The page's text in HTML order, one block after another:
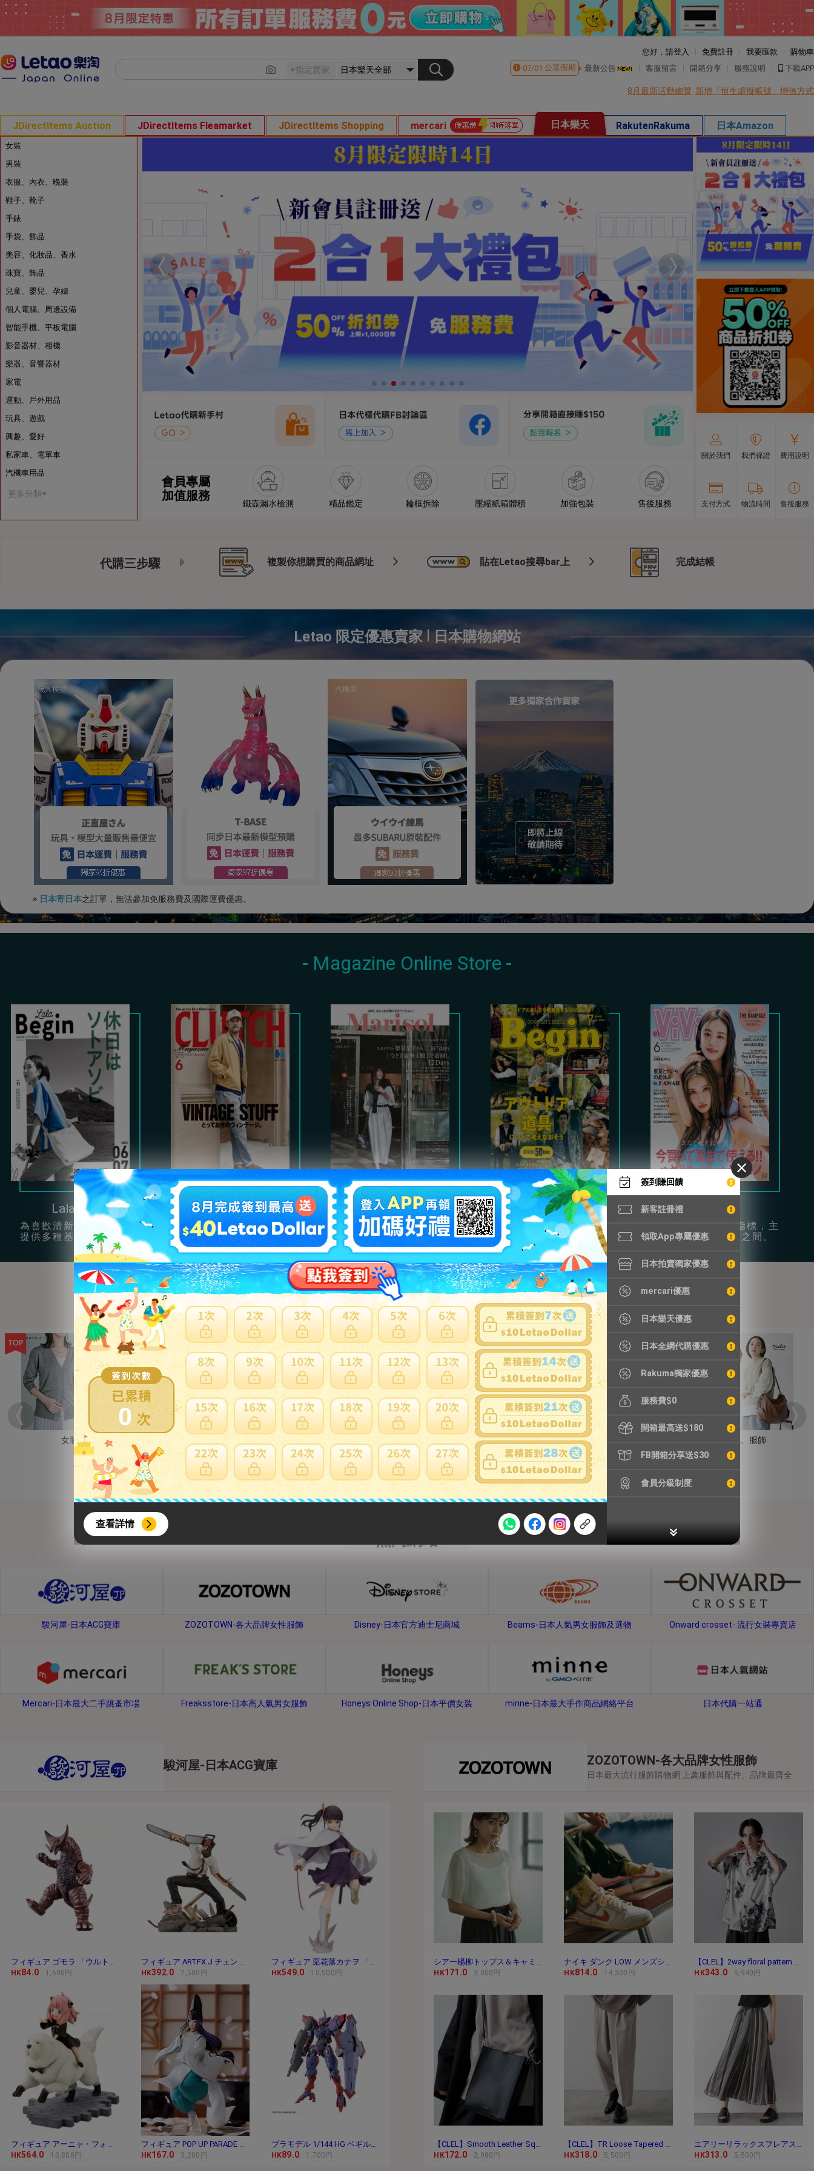
0
活動期間：
本月每完成簽到7次，系統會即時發放「$10 Letao Dollar」至會員帳戶中。
會員需完成手機認證才可參加本活動，若要參加APP加碼活動，可掃瞄QRcode下載APP。
與商品金額。
Letao Dollar不可用於購買商品為「門票、優惠券、住宿券、禮券、儲值卡……等等」、48小時外付款、
Letao 保有所有變更、修改或提前終止之權利，如有變更恕不另行通知，將以官網公告為準。
查看詳情
簽到賺回饋
新客註冊禮
領取App專屬優惠
日本拍賣獨家優惠
mercari優惠
日本樂天優惠
日本全網代購優惠
Rakuma獨家優惠
服務費$0
開箱最高送$180
FB開箱分享送$30
會員分級制度
您好， 請登入 免費註冊 我要匯款
購物車
07/01 公眾假期 最新公告 客服留言 開箱分享 服務說明 下載APP
8月最新活動總覽 新增「恒生虛擬帳號」增值方式
JDirectItems Auction JDirectItems Fleamarket JDirectItems Shopping mercari 日本樂天 RakutenRakuma 日本Amazon
女裝
男裝
衣服、內衣、晚裝
鞋子、靴子
手錶
手袋、飾品
美容、化妝品、香水
珠寶、飾品
兒童、嬰兒、孕婦
個人電腦、周邊設備
智能手機、平板電腦
影音器材、相機
樂器、音響器材
家電
運動、戶外用品
玩具、遊戲
興趣、愛好
私家車、電單車
汽機車用品
更多分類
會員專屬
加值服務
鐵壺漏水檢測 精品鑑定 輪框拆除 壓縮紙箱體積 加強包裝 售後服務
關於我們 我們保證 費用說明
支付方式 物流時間 售後服務
代購三步驟 複製你想購買的商品網址 貼在Letao搜尋bar上 完成結帳
Letao 限定優惠賣家|日本購物網站
玩具模型 汽機車
※ 日本寄日本之訂單，無法參加免服務費及國際運費優惠。
Magazine Online Store
Lala Begin
為喜歡清新簡約風的女孩
提供多種基本單品穿搭。
Clutch
提供很多充滿男性魅力的
復古服飾配件。
Marisol
氣質高雅都會風格，及職
場服裝、日常休閒穿搭。
Begin
以經典時尚和日常休閒為
主，提供豐富穿搭參考。
Vivi
年輕女性的流行指標，主
打可愛和成熟風之間。
熱門商品
女裝
男裝
內衣、睡衣 鞋子、靴子 手錶 包包、服飾
熱門網站
駿河屋-日本ACG寶庫 ZOZOTOWN-各大品牌女性服飾 Disney-日本官方迪士尼商城 Beams-日本人氣男女服飾及選物 Onward crosset- 流行女裝專賣店
Mercari-日本最大二手跳蚤市場 Freaksstore-日本高人氣男女服飾 Honeys Online Shop-日本平價女裝 minne-日本最大手作商品網絡平台 日本代購一站通
駿河屋-日本ACG寶庫
HK84.0 1,600円 HK392.0 7,500円 HK549.0 10,500円
HK564.0 10,800円 HK167.0 3,200円
プラモデル 1/144 HG ベギルペンデ 「機動戦士ガ
HK89.0 1,700円
ZOZOTOWN-各大品牌女性服飾
日本最大流行服飾購物網 上萬服飾與配件、品牌最齊全
HK171.0 3,000円 HK814.0 14,300円 HK343.0 5,940円
HK172.0 2,980円 HK318.0 5,500円 HK313.0 5,500円